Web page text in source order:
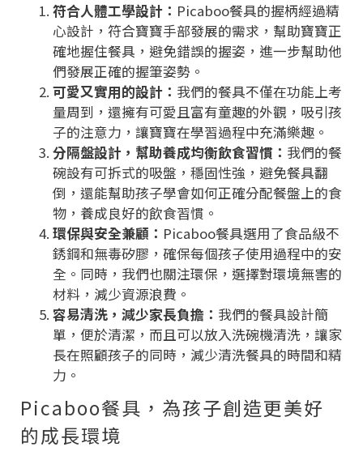
符合人體工學設計： Picaboo餐具的握柄經過精
心設計，符合寶寶手部發展的需求，幫助寶寶正
確地握住餐具，避免錯誤的握姿，進一步幫助他
們發展正確的握筆姿勢。
可愛又實用的設計： 我們的餐具不僅在功能上考
量周到，還擁有可愛且富有童趣的外觀，吸引孩
子的注意力，讓寶寶在學習過程中充滿樂趣。
分隔盤設計，幫助養成均衡飲食習慣： 我們的餐
碗設有可拆式的吸盤，穩固性強，避免餐具翻
倒，還能幫助孩子學會如何正確分配餐盤上的食
物，養成良好的飲食習慣。
環保與安全兼顧： Picaboo餐具選用了食品級不
銹鋼和無毒矽膠，確保每個孩子使用過程中的安
全。同時，我們也關注環保，選擇對環境無害的
材料，減少資源浪費。
容易清洗，減少家長負擔： 我們的餐具設計簡
單，便於清潔，而且可以放入洗碗機清洗，讓家
長在照顧孩子的同時，減少清洗餐具的時間和精
力。
Picaboo餐具，為孩子創造更美好
的成長環境